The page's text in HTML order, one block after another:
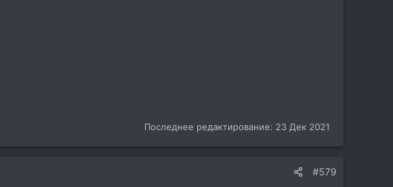
Последнее редактирование: 23 Дек 2021
#579